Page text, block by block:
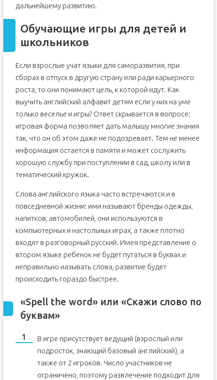
дальнейшему развитию.
Обучающие игры для детей и
школьников
Если взрослые учат языки для саморазвития, при
сборах в отпуск в другую страну или ради карьерного
роста, то они понимают цель, к которой идут. Как
выучить английский алфавит детям если у них на уме
только веселье и игры? Ответ скрывается в вопросе:
игровая форма позволяет дать малышу многие знания
так, что он об этом даже не подозревает. Тем не менее
информация остается в памяти и может сослужить
хорошую службу при поступлении в сад, школу или в
тематический кружок.
Слова английского языка часто встречаются и в
повседневной жизни: ими называют бренды одежды,
напитков, автомобилей, они используются в
компьютерных и настольных играх, а также плотно
входят в разговорный русский. Имея представление о
втором языке ребенок не будет путаться в буквах и
неправильно называть слова, развитие будет
происходить гораздо быстрее.
«Spell the word» или «Скажи слово по
буквам»
В игре присутствует ведущий (взрослый или
подросток, знающий базовый английский), а
также от 2 игроков. Число участников не
ограничено, поэтому развлечение подходит для